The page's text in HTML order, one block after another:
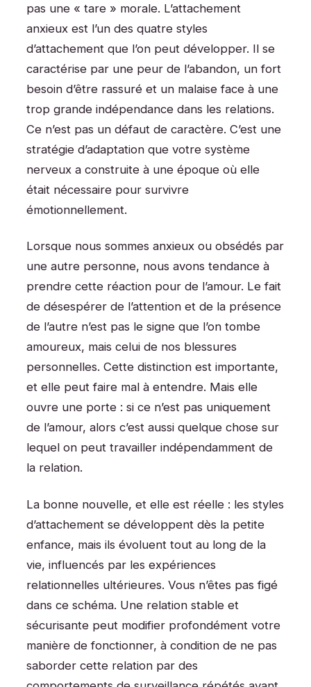
pas une « tare » morale. L’attachement
anxieux est l’un des quatre styles
d’attachement que l’on peut développer. Il se
caractérise par une peur de l’abandon, un fort
besoin d’être rassuré et un malaise face à une
trop grande indépendance dans les relations.
Ce n’est pas un défaut de caractère. C’est une
stratégie d’adaptation que votre système
nerveux a construite à une époque où elle
était nécessaire pour survivre
émotionnellement.
Lorsque nous sommes anxieux ou obsédés par
une autre personne, nous avons tendance à
prendre cette réaction pour de l’amour. Le fait
de désespérer de l’attention et de la présence
de l’autre n’est pas le signe que l’on tombe
amoureux, mais celui de nos blessures
personnelles. Cette distinction est importante,
et elle peut faire mal à entendre. Mais elle
ouvre une porte : si ce n’est pas uniquement
de l’amour, alors c’est aussi quelque chose sur
lequel on peut travailler indépendamment de
la relation.
La bonne nouvelle, et elle est réelle : les styles
d’attachement se développent dès la petite
enfance, mais ils évoluent tout au long de la
vie, influencés par les expériences
relationnelles ultérieures. Vous n’êtes pas figé
dans ce schéma. Une relation stable et
sécurisante peut modifier profondément votre
manière de fonctionner, à condition de ne pas
saborder cette relation par des